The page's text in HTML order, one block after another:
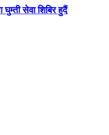
घुम्ती सेवा शिबिर हुदैं